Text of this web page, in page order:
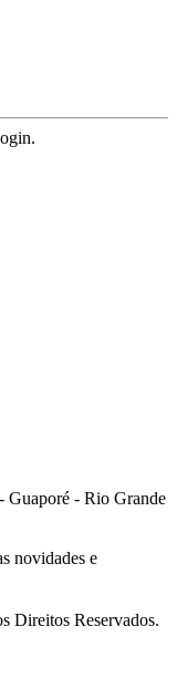
Guaporé - Rio Grande
novidades e
Direitos Reservados.